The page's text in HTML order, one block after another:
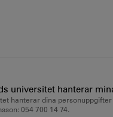
universitet hanterar
hanterar dina
054 700 14 74.